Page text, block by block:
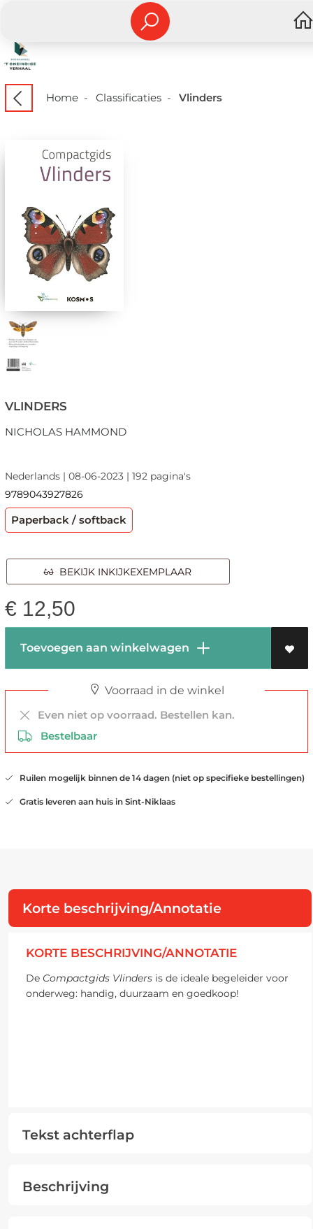
Home- Classificaties- Vlinders
VLINDERS
NICHOLAS HAMMOND
Nederlands | 08-06-2023 | 192 pagina's
9789043927826
Paperback / softback
BEKIJK INKIJKEXEMPLAAR
€ 12,50
Toevoegen aan winkelwagen
Voorraad in de winkel
Even niet op voorraad. Bestellen kan.
Bestelbaar
Ruilen mogelijk binnen de 14 dagen (niet op specifieke bestellingen)
Gratis leveren aan huis in Sint-Niklaas
Korte beschrijving/Annotatie
KORTE BESCHRIJVING/ANNOTATIE
De Compactgids Vlindersis de ideale begeleider voor
onderweg: handig, duurzaam en goedkoop!
Tekst achterflap
Beschrijving